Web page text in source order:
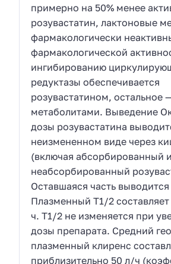
примерно на 50% менее
розувастатин, лактоновые
фармакологически
фармакологической
ингибированию
редуктазы обеспечивается
розувастатином, остальное
метаболитами. Выведение
дозы розувастатина
неизмененном виде через
(включая абсорбированный и
неабсорбированный
Оставшаяся часть
Плазменный Т1/2
ч. Т1/2 не изменяется при
дозы препарата. Средний
плазменный клиренс
приблизительно 50 л/ч